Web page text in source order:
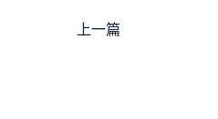
上一篇